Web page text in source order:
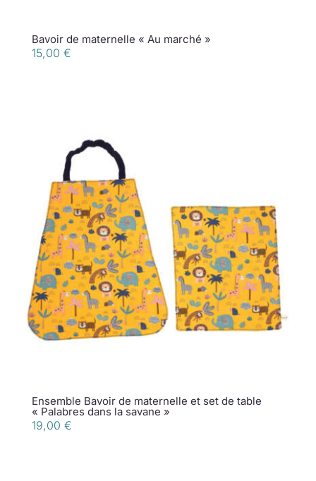
Bavoir de maternelle « Au marché »
15,00 €
Ensemble Bavoir de maternelle et set de table
« Palabres dans la savane »
19,00 €